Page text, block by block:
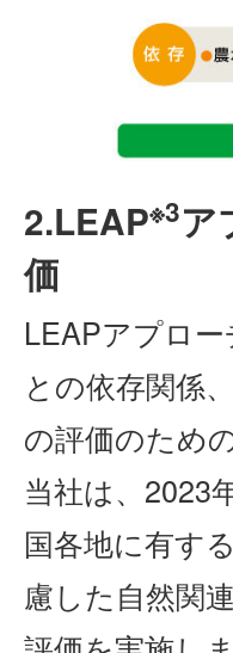
2.LEAP※3ア
価
LEAPアプロ
との依存関係
の評価のため
当社は、2023
国各地に有す
慮した自然関